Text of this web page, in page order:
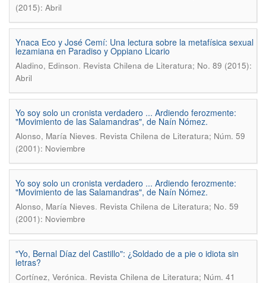
(2015): Abril
Ynaca Eco y José Cemí: Una lectura sobre la metafísica sexual
lezamiana en Paradiso y Oppiano Licario
Aladino, Edinson. Revista Chilena de Literatura; No. 89 (2015):
Abril
Yo soy solo un cronista verdadero ... Ardiendo ferozmente:
"Movimiento de las Salamandras", de Naín Nómez.
Alonso, María Nieves. Revista Chilena de Literatura; Núm. 59
(2001): Noviembre
Yo soy solo un cronista verdadero ... Ardiendo ferozmente:
"Movimiento de las Salamandras", de Naín Nómez.
Alonso, María Nieves. Revista Chilena de Literatura; No. 59
(2001): Noviembre
"Yo, Bernal Díaz del Castillo": ¿Soldado de a pie o idiota sin
letras?
Cortínez, Verónica. Revista Chilena de Literatura; Núm. 41